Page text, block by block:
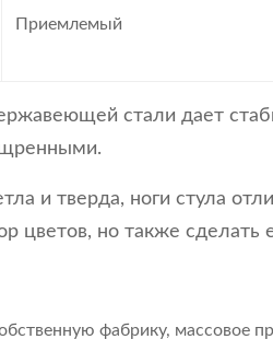
Приемлемый
стали дает
и тверда, ноги стула
цветов, но также сделать
фабрику, массовое